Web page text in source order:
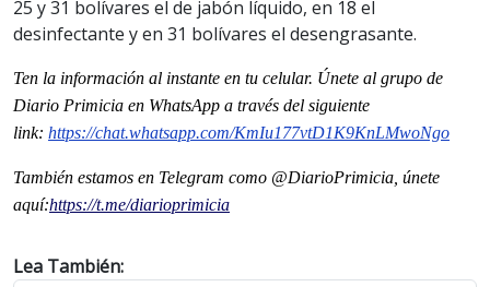
25 y 31 bolívares el de jabón líquido, en 18 el
desinfectante y en 31 bolívares el desengrasante.
Ten la información al instante en tu celular. Únete al grupo de
Diario Primicia en WhatsApp a través del siguiente
link: https://chat.whatsapp.com/KmIu177vtD1K9KnLMwoNgo
También estamos en Telegram como @DiarioPrimicia, únete
aquí:https://t.me/diarioprimicia
Lea También: